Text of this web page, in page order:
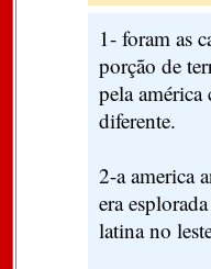
1- foram as
porção de
pela américa
diferente.
2-a america
era
latina no